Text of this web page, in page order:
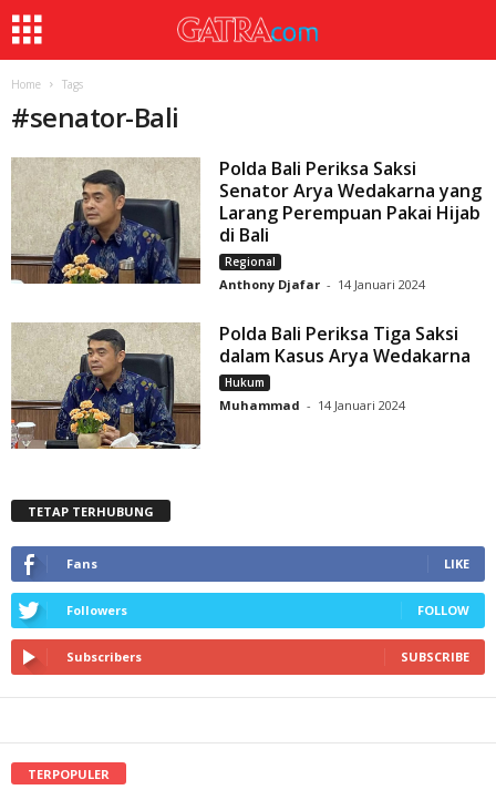
Home Tags
#senator-Bali
Polda Bali Periksa Saksi
Senator Arya Wedakarna yang
Larang Perempuan Pakai Hijab
di Bali
Regional
Anthony Djafar - 14 Januari 2024
Polda Bali Periksa Tiga Saksi
dalam Kasus Arya Wedakarna
Hukum
Muhammad - 14 Januari 2024
TETAP TERHUBUNG
Fans LIKE
Followers FOLLOW
Subscribers SUBSCRIBE
TERPOPULER